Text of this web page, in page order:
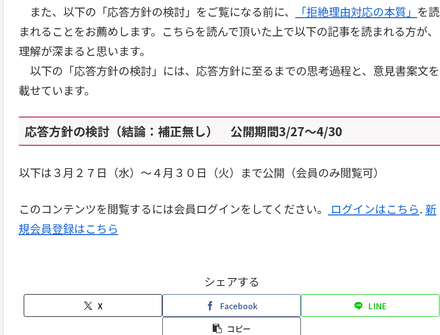
また、以下の「応答方針の検討」をご覧になる前に、
「拒絶理由対応の本質」 を読
まれることをお薦めします。こちらを読んで頂いた上で以下の記事を読まれる方が、
理解が深まると思います。
以下の「応答方針の検討」には、応答方針に至るまでの思考過程と、意見書案文を
載せています。
応答方針の検討（結論：補正無し） 公開期間3/27～4/30
以下は３月２７日（水）～４月３０日（火）まで公開（会員のみ閲覧可）
このコンテンツを閲覧するには会員ログインをしてください。 ログインはこちら. 新
規会員登録はこちら
シェアする
X Facebook
LINE
コピー